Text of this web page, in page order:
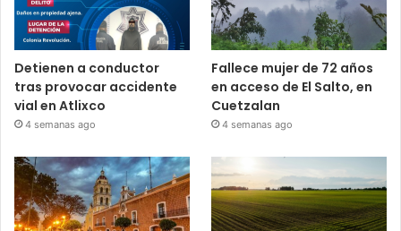
Detienen a conductor
tras provocar accidente
vial en Atlixco
4 semanas ago
Fallece mujer de 72 años
en acceso de El Salto, en
Cuetzalan
4 semanas ago